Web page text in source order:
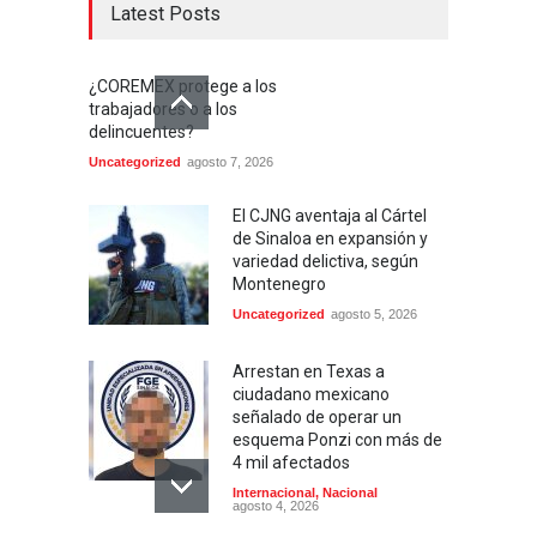
Latest Posts
¿COREMEX protege a los
trabajadores o a los
delincuentes?
Uncategorized agosto 7, 2026
El CJNG aventaja al Cártel
de Sinaloa en expansión y
variedad delictiva, según
Montenegro
Uncategorized agosto 5, 2026
Arrestan en Texas a
ciudadano mexicano
señalado de operar un
esquema Ponzi con más de
4 mil afectados
Internacional, Nacional
agosto 4, 2026